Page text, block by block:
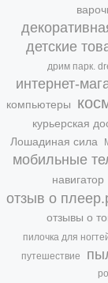
детские
дрим парк.
интернет-
компьютеры
курьерская
Лошадиная сила
мобильные
навигатор
отзыв о
отзывы о
пилочка для
путешествие